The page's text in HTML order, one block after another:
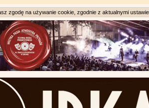
zgodę na używanie cookie, zgodnie z aktualnymi